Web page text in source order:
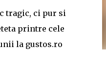
tragic, ci pur si
printre cele
la gustos.ro